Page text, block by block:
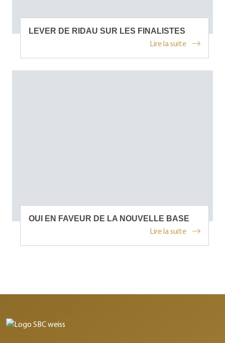
LEVER DE RIDAU SUR LES FINALISTES
Lire la suite
OUI EN FAVEUR DE LA NOUVELLE BASE
Lire la suite